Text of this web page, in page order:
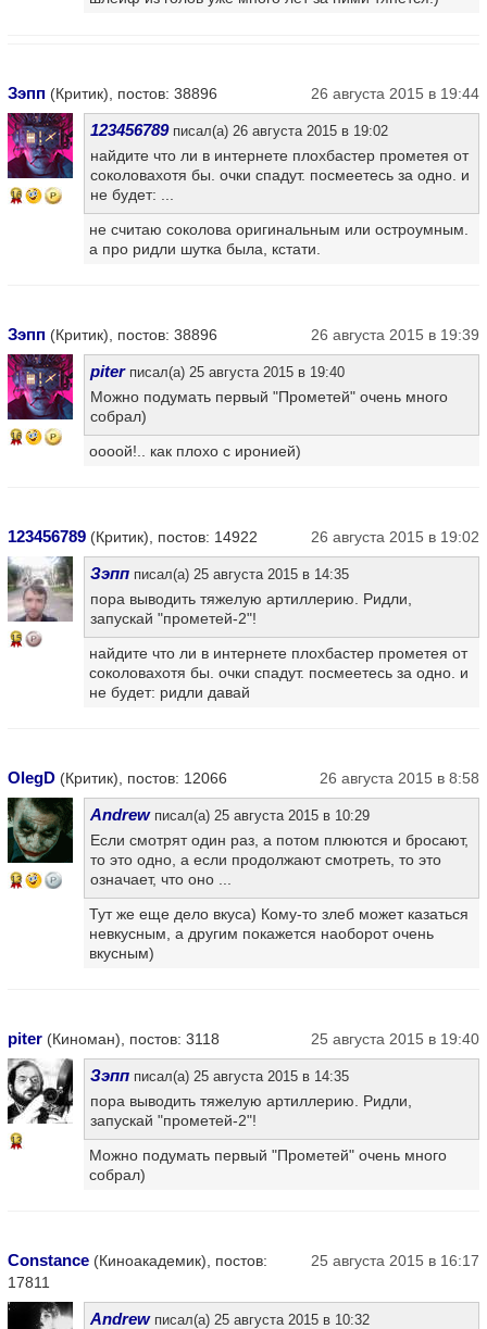
Зэпп (Критик), постов: 38896 26 августа 2015 в 19:44
16
123456789писал(а) 26 августа 2015 в 19:02
найдите что ли в интернете плохбастер прометея от
соколовахотя бы. очки спадут. посмеетесь за одно. и
не будет: ...
не считаю соколова оригинальным или остроумным.
а про ридли шутка была, кстати.
Зэпп (Критик), постов: 38896 26 августа 2015 в 19:39
16
piterписал(а) 25 августа 2015 в 19:40
Можно подумать первый "Прометей" очень много
собрал)
оооой!.. как плохо с иронией)
123456789 (Критик), постов: 14922 26 августа 2015 в 19:02
15
Зэпп писал(а) 25 августа 2015 в 14:35
пора выводить тяжелую артиллерию. Ридли,
запускай "прометей-2"!
найдите что ли в интернете плохбастер прометея от
соколовахотя бы. очки спадут. посмеетесь за одно. и
не будет: ридли давай
OlegD (Критик), постов: 12066 26 августа 2015 в 8:58
13
Andrewписал(а) 25 августа 2015 в 10:29
Если смотрят один раз, а потом плюются и бросают,
то это одно, а если продолжают смотреть, то это
означает, что оно ...
Тут же еще дело вкуса) Кому-то злеб может казаться
невкусным, а другим покажется наоборот очень
вкусным)
piter (Киноман), постов: 3118 25 августа 2015 в 19:40
13
Зэпп писал(а) 25 августа 2015 в 14:35
пора выводить тяжелую артиллерию. Ридли,
запускай "прометей-2"!
Можно подумать первый "Прометей" очень много
собрал)
Constance (Киноакадемик), постов:
17811
25 августа 2015 в 16:17
Andrewписал(а) 25 августа 2015 в 10:32